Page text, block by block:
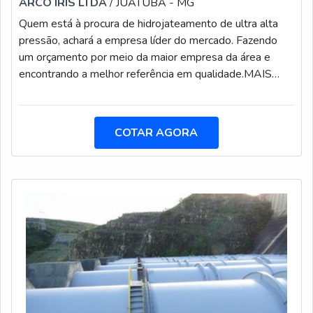
desnecessários.Existem diversos motivos para a T & A
Transportes ter se tornado destaque quando pensamos
em uma empresa que entrega confiança e serviços de
qualidade. Alguns desses motivos são: Equipe
multidisciplinar de consultores associados; Profissionais
qualidade; Escritório de alta qualidade onde são
realizadas as atividades; Sala de treinamento com
materiais sofisticados; Equipamentos de última
COMPROVADASomente na T & A Transportes tem a
solução ideal para preços de mão de obra por serviços
da construção civil. É sempre a opção mais confiável,
disponibilizando itens como revisão de rota de inspeção
e manutenção em estradas.Tudo isso por ser uma
empresa comprometida com seus serviços e uma
empresa que preza pela segurança, padrões possíveis
por contar com escritório de alta qualidade onde são
Quem está à procura de hidrojateamento de ultra alta
pressão, achará a empresa líder do mercado. Fazendo
um orçamento por meio da maior empresa da área e
encontrando a melhor referência em qualidade.MAIS
ULTRA ALTA PRESSÃOSe alguém busca por
hidrojateamento de ultra alta pressão em uma empresa
comprometida com seus serviços, descobre a Arco Iris
Manutenção. É possível encontrar jateamento abrasivo e
e desenvolvimento no que gera resultado ao cliente.Não
obstante, quando falamos em hidrojateamento de ultra
alta pressão, mais do que visar apenas lucratividade,
deve oferecer produtos e serviços que tenham ótima
qualidade e proteção, detalhes que passam
despercebidos e podem gerar prejuízo futuros para os
clientes.É importante lembrar que o serviço deve
sempre ser prestado por empresas especializadas no
COTAR AGORA